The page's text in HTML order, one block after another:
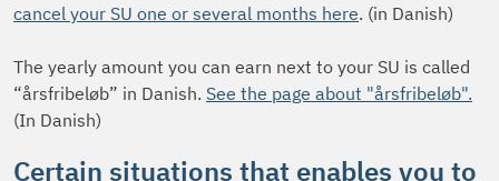
cancel your SU one or several months here. (in Danish)
The yearly amount you can earn next to your SU is called
“årsfribeløb” in Danish. See the page about "årsfribeløb".
(In Danish)
Certain situations that enables you to